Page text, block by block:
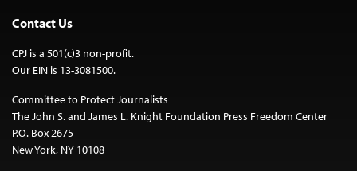
Contact Us
CPJ is a 501(c)3 non-profit.
Our EIN is 13-3081500.
Committee to Protect Journalists
The John S. and James L. Knight Foundation Press Freedom Center
P.O. Box 2675
New York, NY 10108